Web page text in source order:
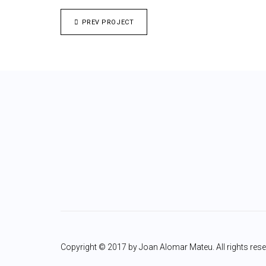
PREV PROJECT
Copyright © 2017 by Joan Alomar Mateu. All rights